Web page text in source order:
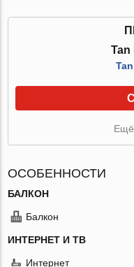
Tan
Ещё
ОСОБЕННОСТИ
БАЛКОН
Балкон
ИНТЕРНЕТ И ТВ
Интернет